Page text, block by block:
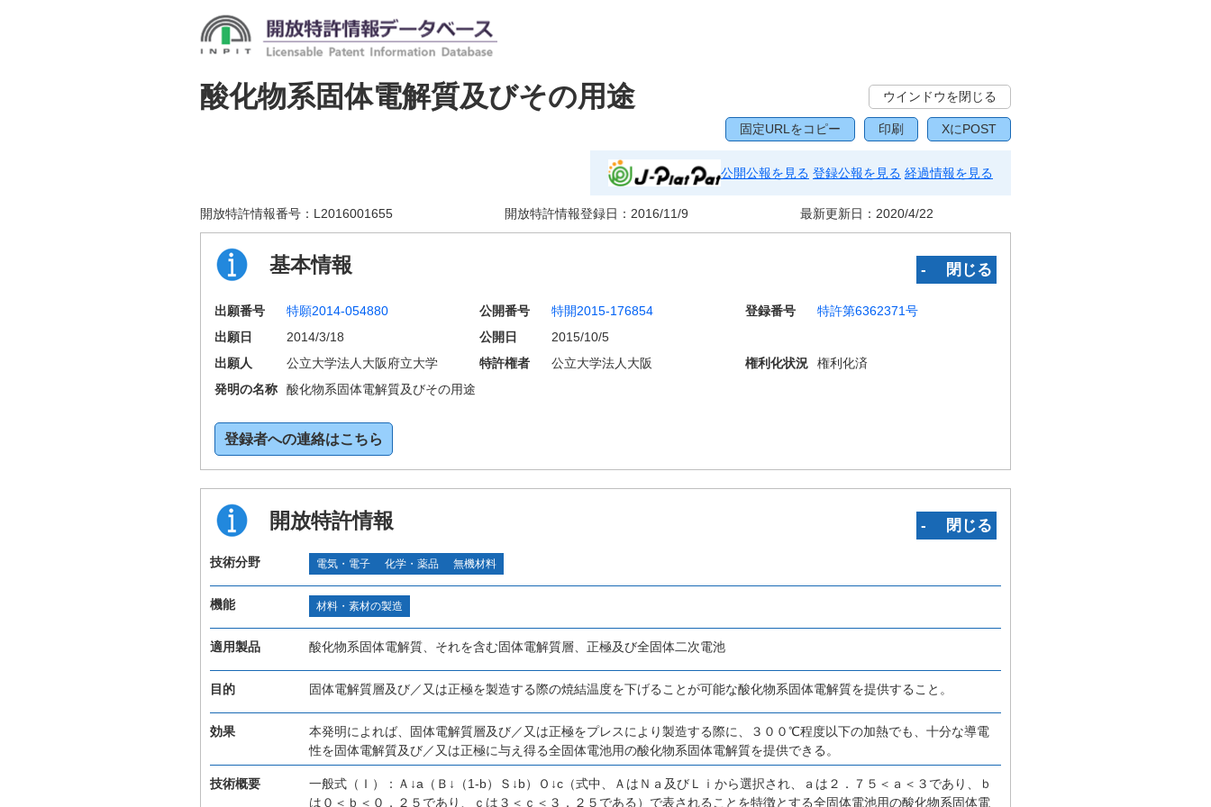
酸化物系固体電解質及びその用途 ウインドウを閉じる
固定URLをコピー 印刷 XにPOST
公開公報を見る 登録公報を見る 経過情報を見る
開放特許情報番号： L2016001655 開放特許情報登録日： 2016/11/9 最新更新日： 2020/4/22
基本情報 ‐ 閉じる
出願番号 特願2014-054880 公開番号 特開2015-176854 登録番号
特許第6362371号
出願日
2014/3/18 公開日
2015/10/5
出願人
公立大学法人大阪府立大学 特許権者 公立大学法人大阪 権利化状況
権利化済
発明の名称
酸化物系固体電解質及びその用途
登録者への連絡はこちら
開放特許情報 ‐ 閉じる
技術分野 電気・電子 化学・薬品 無機材料
機能 材料・素材の製造
適用製品 酸化物系固体電解質、それを含む固体電解質層、正極及び全固体二次電池
目的 固体電解質層及び／又は正極を製造する際の焼結温度を下げることが可能な酸化物系固体電解質を提供すること。
効果
本発明によれば、固体電解質層及び／又は正極をプレスにより製造する際に、３００℃程度以下の加熱でも、十分な導電
性を固体電解質及び／又は正極に与え得る全固体電池用の酸化物系固体電解質を提供できる。
技術概要
一般式（Ｉ）：Ａ↓a（Ｂ↓（1-b）Ｓ↓b）Ｏ↓c（式中、ＡはＮａ及びＬｉから選択され、ａは２．７５＜ａ＜３であり、ｂ
は０＜ｂ＜０．２５であり、ｃは３＜ｃ＜３．２５である）で表されることを特徴とする全固体電池用の酸化物系固体電